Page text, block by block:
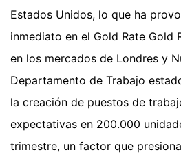
Estados Unidos, lo que ha
inmediato en el Gold Rate Gold
en los mercados de Londres y
Departamento de Trabajo
la creación de puestos de
expectativas en 200.000
trimestre, un factor que